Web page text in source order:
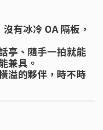
有冰冷 OA 隔板，
亭、隨手一拍就能
兼具。
溢的夥伴，時不時